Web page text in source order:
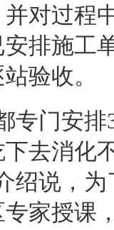
对过程
排施工
验收。
门安排
去消化
绍说，
家授课